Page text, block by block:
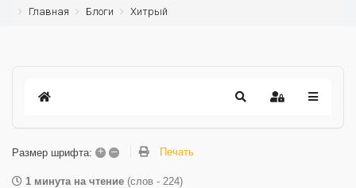
Главная Блоги Хитрый
Размер шрифта: + – Печать
1 минута на чтение (слов - 224)